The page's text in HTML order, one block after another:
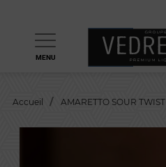
MENU
Accueil AMARETTO SOUR TWIST